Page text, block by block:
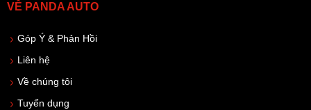
VỀ PANDA AUTO
Góp Ý & Phản Hồi
Liên hệ
Về chúng tôi
Tuyển dụng